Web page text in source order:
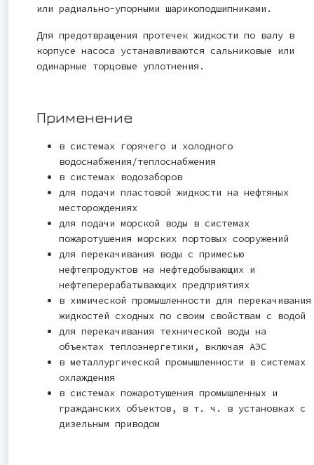
или радиально-упорными шарикоподшипниками.
Для предотвращения протечек жидкости по валу в
корпусе насоса устанавливаются сальниковые или
одинарные торцовые уплотнения.
Применение
в системах горячего и холодного
водоснабжения/теплоснабжения
в системах водозаборов
для подачи пластовой жидкости на нефтяных
месторождениях
для подачи морской воды в системах
пожаротушения морских портовых сооружений
для перекачивания воды с примесью
нефтепродуктов на нефтедобывающих и
нефтеперерабатывающих предприятиях
в химической промышленности для перекачивания
жидкостей сходных по своим свойствам с водой
для перекачивания технической воды на
объектах теплоэнергетики, включая АЭС
в металлургической промышленности в системах
охлаждения
в системах пожаротушения промышленных и
гражданских объектов, в т. ч. в установках с
дизельным приводом